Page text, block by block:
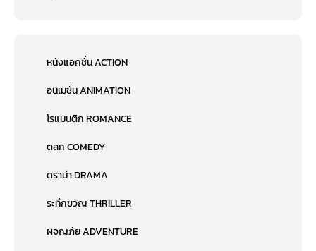
หนังแอคชั่น ACTION
อนิเมชั่น ANIMATION
โรแมนติก ROMANCE
ตลก COMEDY
ดราม่า DRAMA
ระทึกขวัญ THRILLER
ผจญภัย ADVENTURE